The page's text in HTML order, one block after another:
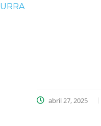
URRA
abril 27, 2025